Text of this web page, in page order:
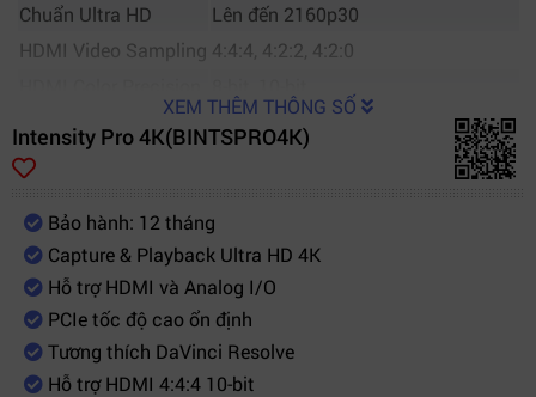
Chuẩn Ultra HD
Lên đến 2160p30
HDMI Video Sampling 4:4:4, 4:2:2, 4:2:0
REC 601, REC 709
Audio Sampling
48kHz, 24-bit
Hệ điều hành
Windows, Mac OS, Linux
Công suất tiêu thụ
17W
Phần mềm đi kèm
DaVinci Resolve, Media Express
Tính năng nổi bật
Up/Down Conversion thời gian thực
Bảo hành
Theo hãng sản xuất
XEM THÊM THÔNG SỐ
Intensity Pro 4K(BINTSPRO4K)
Bảo hành: 12 tháng
Capture & Playback Ultra HD 4K
Hỗ trợ HDMI và Analog I/O
PCIe tốc độ cao ổn định
Tương thích DaVinci Resolve
Hỗ trợ HDMI 4:4:4 10-bit